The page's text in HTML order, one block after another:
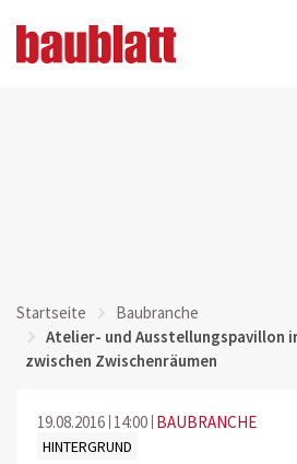
Startseite
Baubranche
Atelier- und Ausstellungspavillon
zwischen Zwischenräumen
19.08.2016 14:00 BAUBRANCHE
HINTERGRUND